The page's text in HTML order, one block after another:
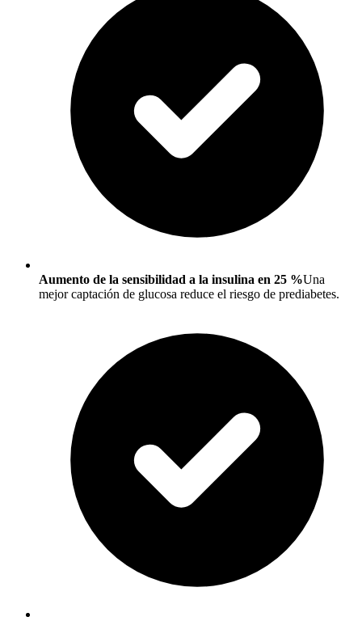
Aumento de la sensibilidad a la insulina en 25 %Una
mejor captación de glucosa reduce el riesgo de prediabetes.